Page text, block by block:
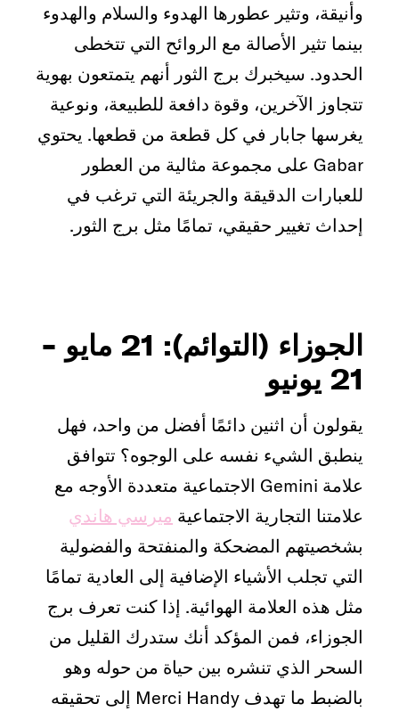
وأنيقة، وتثير عطورها الهدوء والسلام والهدوء
بينما تثير الأصالة مع الروائح التي تتخطى
الحدود. سيخبرك برج الثور أنهم يتمتعون بهوية
تتجاوز الآخرين، وقوة دافعة للطبيعة، ونوعية
يغرسها جابار في كل قطعة من قطعها. يحتوي
Gabar على مجموعة مثالية من العطور
للعبارات الدقيقة والجريئة التي ترغب في
إحداث تغيير حقيقي، تمامًا مثل برج الثور.
الجوزاء (التوائم): 21 مايو -
21 يونيو
يقولون أن اثنين دائمًا أفضل من واحد، فهل
ينطبق الشيء نفسه على الوجوه؟ تتوافق
علامة Gemini الاجتماعية متعددة الأوجه مع
علامتنا التجارية الاجتماعية ميرسي هاندي
بشخصيتهم المضحكة والمنفتحة والفضولية
التي تجلب الأشياء الإضافية إلى العادية تمامًا
مثل هذه العلامة الهوائية. إذا كنت تعرف برج
الجوزاء، فمن المؤكد أنك ستدرك القليل من
السحر الذي تنشره بين حياة من حوله وهو
بالضبط ما تهدف Merci Handy إلى تحقيقه